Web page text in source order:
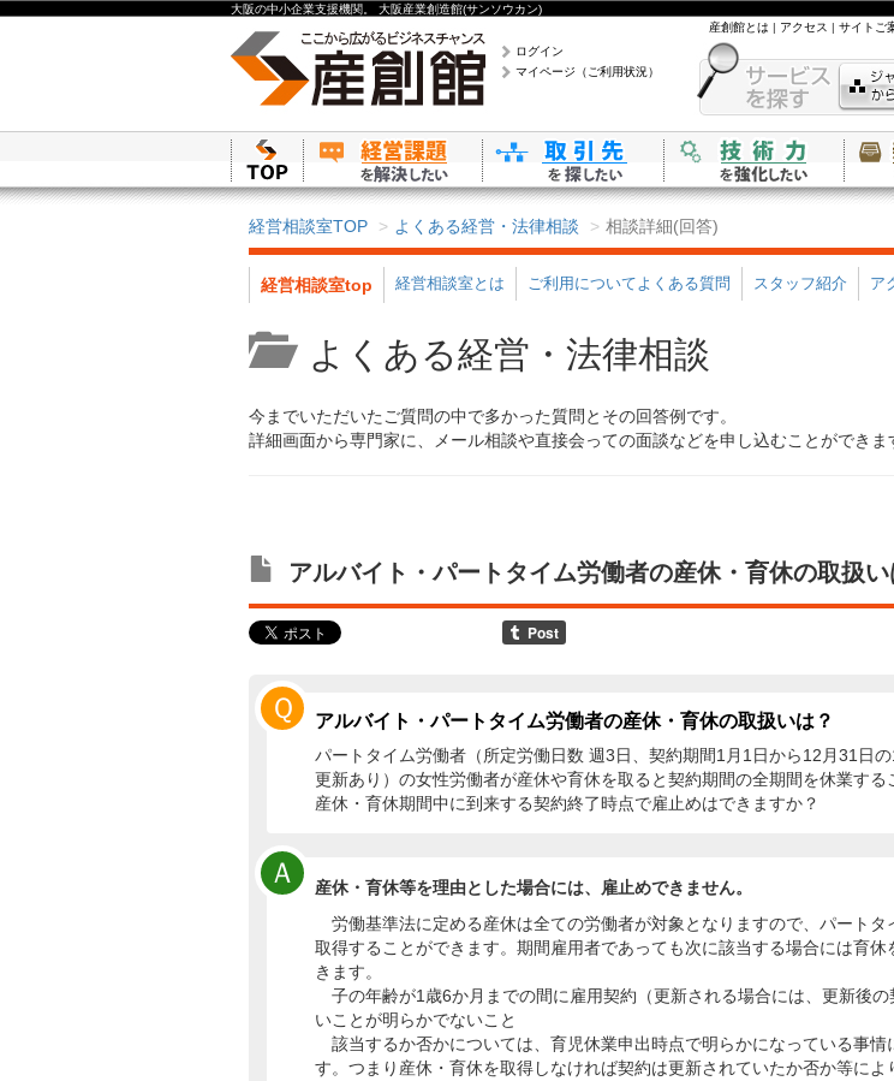
大阪の中小企業支援機関。 大阪産業創造館(サンソウカン)
ログイン
マイページ（ご利用状況）
産創館とは | アクセス | サイトご
経営相談室TOP よくある経営・法律相談 相談詳細(回答)
経営相談室top 経営相談室とは ご利用についてよくある質問 スタッフ紹介 ア
よくある経営・法律相談
今までいただいたご質問の中で多かった質問とその回答例です。
詳細画面から専門家に、メール相談や直接会っての面談などを申し込むことができま
アルバイト・パートタイム労働者の産休・育休の取扱い
Ｑ アルバイト・パートタイム労働者の産休・育休の取扱いは？
パートタイム労働者（所定労働日数 週3日、契約期間1月1日から12月31日
更新あり）の女性労働者が産休や育休を取ると契約期間の全期間を休業する
産休・育休期間中に到来する契約終了時点で雇止めはできますか？
Ａ
産休・育休等を理由とした場合には、雇止めできません。
労働基準法に定める産休は全ての労働者が対象となりますので、パートタ
取得することができます。期間雇用者であっても次に該当する場合には育休
きます。
子の年齢が1歳6か月までの間に雇用契約（更新される場合には、更新後の
いことが明らかでないこと
該当するか否かについては、育児休業申出時点で明らかになっている事情
す。つまり産休・育休を取得しなければ契約は更新されていたか否か等によ